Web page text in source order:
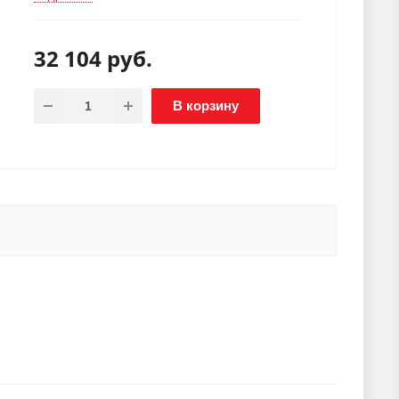
32 104 руб.
В корзину